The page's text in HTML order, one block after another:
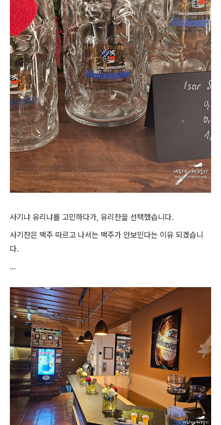
사기냐 유리냐를 고민하다가, 유리잔을 선택했습니다.
사기잔은 맥주 따르고 나서는 맥주가 안보인다는 이유 되겠습니
다.
...